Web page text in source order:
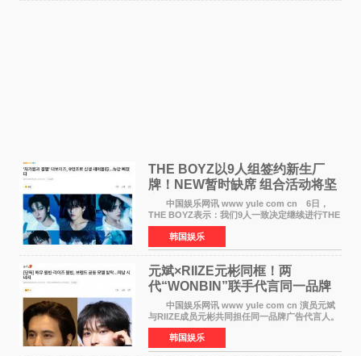
THE BOYZ以9人组签约新生厂
牌！NEW暂时缺席 组合活动将坚
定不移继续
中国娱乐网讯 www yule com cn 6日，
THE BOYZ表示：我们9人一致决定继续进行THE
BOYZ组合活动，并且已经完成了组合团体活动
签约。目前正在新生厂牌下进行活动准备。尚未
离开THE BOYZ原所
韩国娱乐
元斌×RIIZE元彬同框！两
代“WONBIN”联手代言同一品牌
颜值天花板合体
中国娱乐网讯 www yule com cn 演员元斌
与RIIZE成员元彬共同担任同一品牌广告代言人。
6日据独家报道，继演员元斌之后，RIIZE元彬最
近也被选为某在线中介平台A公司的共同广告代言
人，两人将作
韩国娱乐